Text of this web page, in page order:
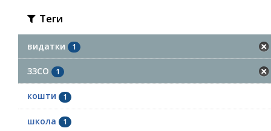
Теги
видатки 1
ЗЗСО 1
кошти 1
школа 1